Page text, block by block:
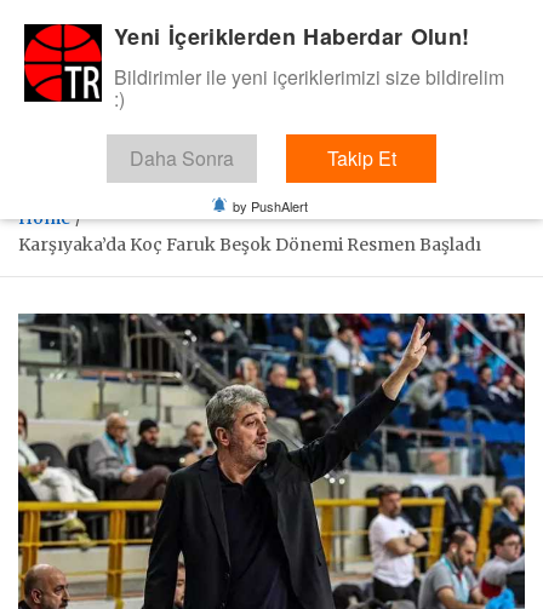
content
BasketTR
Sol dip çizgiden bir basket de bizden gelsin dedik.
Home
Karşıyaka’da Koç Faruk Beşok Dönemi Resmen Başladı
Yeni İçeriklerden Haberdar Olun!
Bildirimler ile yeni içeriklerimizi size bildirelim
:)
Daha Sonra Takip Et
by PushAlert